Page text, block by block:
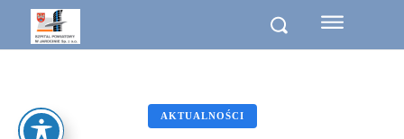
AKTUALNOŚCI